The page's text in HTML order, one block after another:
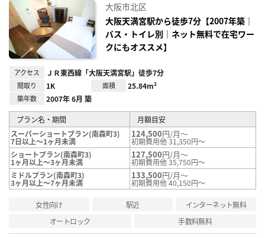
り登
録
大阪市北区
大阪天満宮駅から徒歩7分【2007年築｜
バス・トイレ別｜ネット無料で在宅ワー
クにもオススメ】
アクセス ＪＲ東西線「大阪天満宮駅」徒歩7分
間取り 1K 面積 25.84m²
築年数 2007年 6月 築
プラン名・期間
月額目安
スーパーショートプラン(南森町3)
7日以上～1ヶ月未満
124,500円/月～
初期費用他 31,350円～
ショートプラン(南森町3)
1ヶ月以上～3ヶ月未満
127,500円/月～
初期費用他 35,750円～
ミドルプラン(南森町3)
3ヶ月以上～7ヶ月未満
133,500円/月～
初期費用他 40,150円～
女性向け 駅近
インターネット無料
オートロック
手数料無料